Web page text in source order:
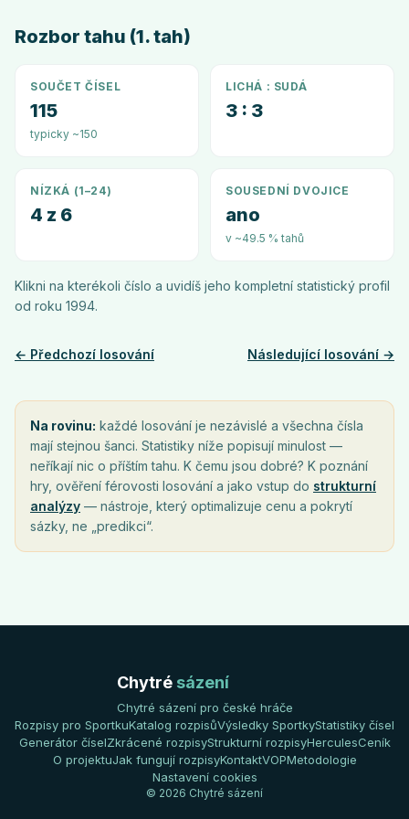
Rozbor tahu (1. tah)
SOUČET ČÍSEL
115
typicky ~150
LICHÁ : SUDÁ
3 : 3
NÍZKÁ (1–24)
4 z 6
SOUSEDNÍ DVOJICE
ano
v ~49.5 % tahů
Klikni na kterékoli číslo a uvidíš jeho kompletní statistický profil
od roku 1994.
← Předchozí losování Následující losování →
Na rovinu: každé losování je nezávislé a všechna čísla
mají stejnou šanci. Statistiky níže popisují minulost —
neříkají nic o příštím tahu. K čemu jsou dobré? K poznání
hry, ověření férovosti losování a jako vstup do strukturní
analýzy — nástroje, který optimalizuje cenu a pokrytí
sázky, ne „predikci“.
Chytré sázení
Chytré sázení pro české hráče
Rozpisy pro SportkuKatalog rozpisůVýsledky SportkyStatistiky čísel
Generátor číselZkrácené rozpisyStrukturní rozpisyHerculesCeník
O projektuJak fungují rozpisyKontaktVOPMetodologie
Nastavení cookies
© 2026 Chytré sázení